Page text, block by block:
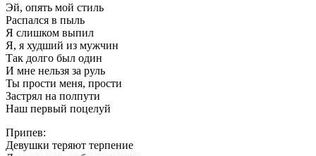
Эй, опять мой стиль
Распался в пыль
Я слишком выпил
Я, я худший из мужчин
Так долго был один
И мне нельзя за руль
Ты прости меня, прости
Застрял на полпути
Наш первый поцелуй
Припев:
Девушки теряют терпение